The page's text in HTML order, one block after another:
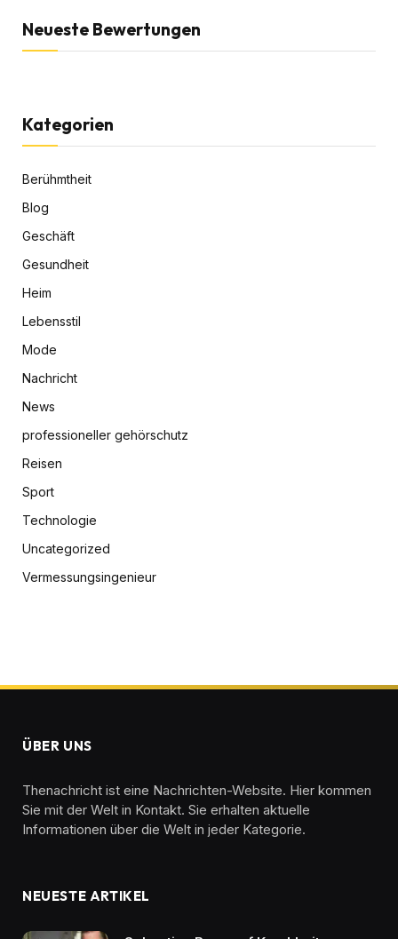
Neueste Bewertungen
Kategorien
Berühmtheit
Blog
Geschäft
Gesundheit
Heim
Lebensstil
Mode
Nachricht
News
professioneller gehörschutz
Reisen
Sport
Technologie
Uncategorized
Vermessungsingenieur
ÜBER UNS
Thenachricht ist eine Nachrichten-Website. Hier kommen
Sie mit der Welt in Kontakt. Sie erhalten aktuelle
Informationen über die Welt in jeder Kategorie.
NEUESTE ARTIKEL